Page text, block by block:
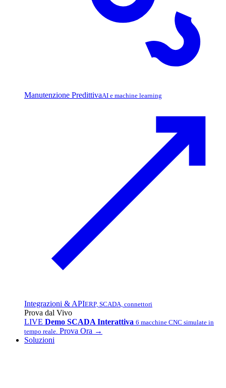
Manutenzione PredittivaAI e machine learning
Integrazioni & APIERP, SCADA, connettori
Prova dal Vivo
LIVE Demo SCADA Interattiva 6 macchine CNC simulate in
tempo reale. Prova Ora →
Soluzioni